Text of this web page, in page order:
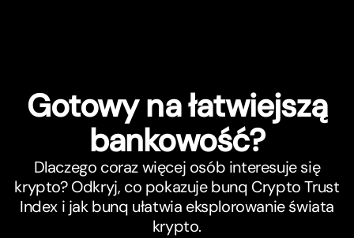
Gotowy na łatwiejszą
bankowość?
Dlaczego coraz więcej osób interesuje się
krypto? Odkryj, co pokazuje bunq Crypto Trust
Index i jak bunq ułatwia eksplorowanie świata
krypto.